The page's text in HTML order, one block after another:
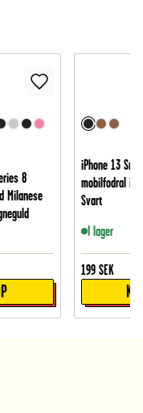
8
Milanese
iPhone 13
mobilfodral i
Svart
I lager
199 SEK